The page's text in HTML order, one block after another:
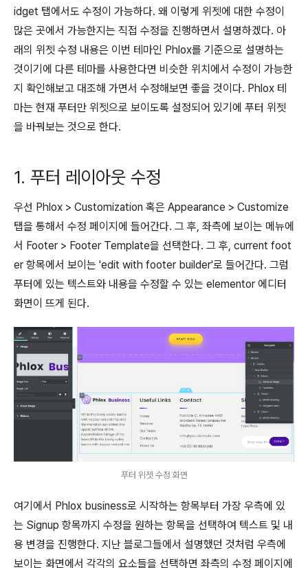
idget 탭에서도 수정이 가능하다. 왜 이렇게 위젯에 대한 수정이
많은 곳에서 가능한지는 직접 수정을 진행하면서 설명하겠다. 아
래의 위젯 수정 내용은 이번 테마인 Phlox를 기준으로 설명하는
것이기에 다른 테마를 사용한다면 비슷한 위치에서 수정이 가능한
지 확인해보고 대조해 가면서 수정해보면 좋을 것이다. Phlox 테
마는 현재 푸터만 위젯으로 보이도록 설정되어 있기에 푸터 위젯
을 바꿔보는 것으로 한다.
1. 푸터 레이아웃 수정
우선 Phlox > Customization 혹은 Appearance > Customize
탭을 통해서 수정 페이지에 들어간다. 그 후, 좌측에 보이는 메뉴에
서 Footer > Footer Template을 선택한다. 그 후, current foot
er 항목에서 보이는 'edit with footer builder'로 들어간다. 그럼
푸터에 있는 텍스트와 내용을 수정할 수 있는 elementor 에디터
화면이 뜨게 된다.
푸터 위젯 수정 화면
여기에서 Phlox business로 시작하는 항목부터 가장 우측에 있
는 Signup 항목까지 수정을 원하는 항목을 선택하여 텍스트 및 내
용 변경을 진행한다. 지난 블로그들에서 설명했던 것처럼 우측에
보이는 화면에서 각각의 요소들을 선택하면 좌측의 수정 페이지에